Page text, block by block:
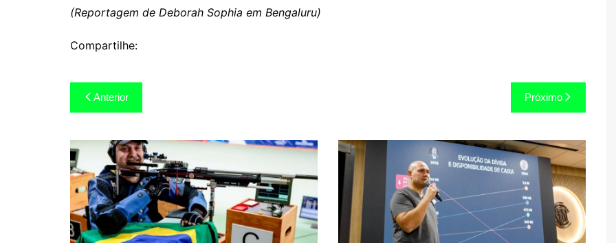
(Reportagem de Deborah Sophia em Bengaluru)
Compartilhe:
Navegação
de
Post
Anterior Próximo